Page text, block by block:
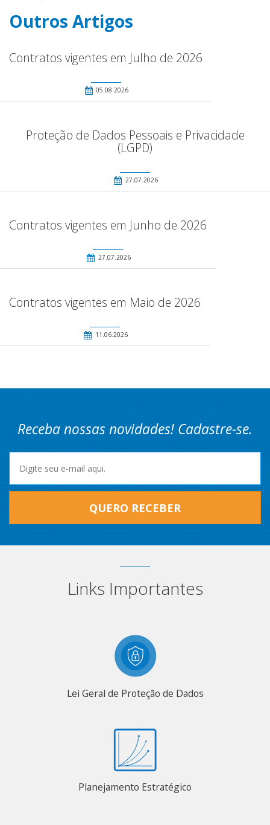
Outros Artigos
Contratos vigentes em Julho de 2026
05.08.2026
Proteção de Dados Pessoais e Privacidade
(LGPD)
27.07.2026
Contratos vigentes em Junho de 2026
27.07.2026
Contratos vigentes em Maio de 2026
11.06.2026
Receba nossas novidades! Cadastre-se.
QUERO RECEBER
Links Importantes
Lei Geral de Proteção de Dados
Planejamento Estratégico